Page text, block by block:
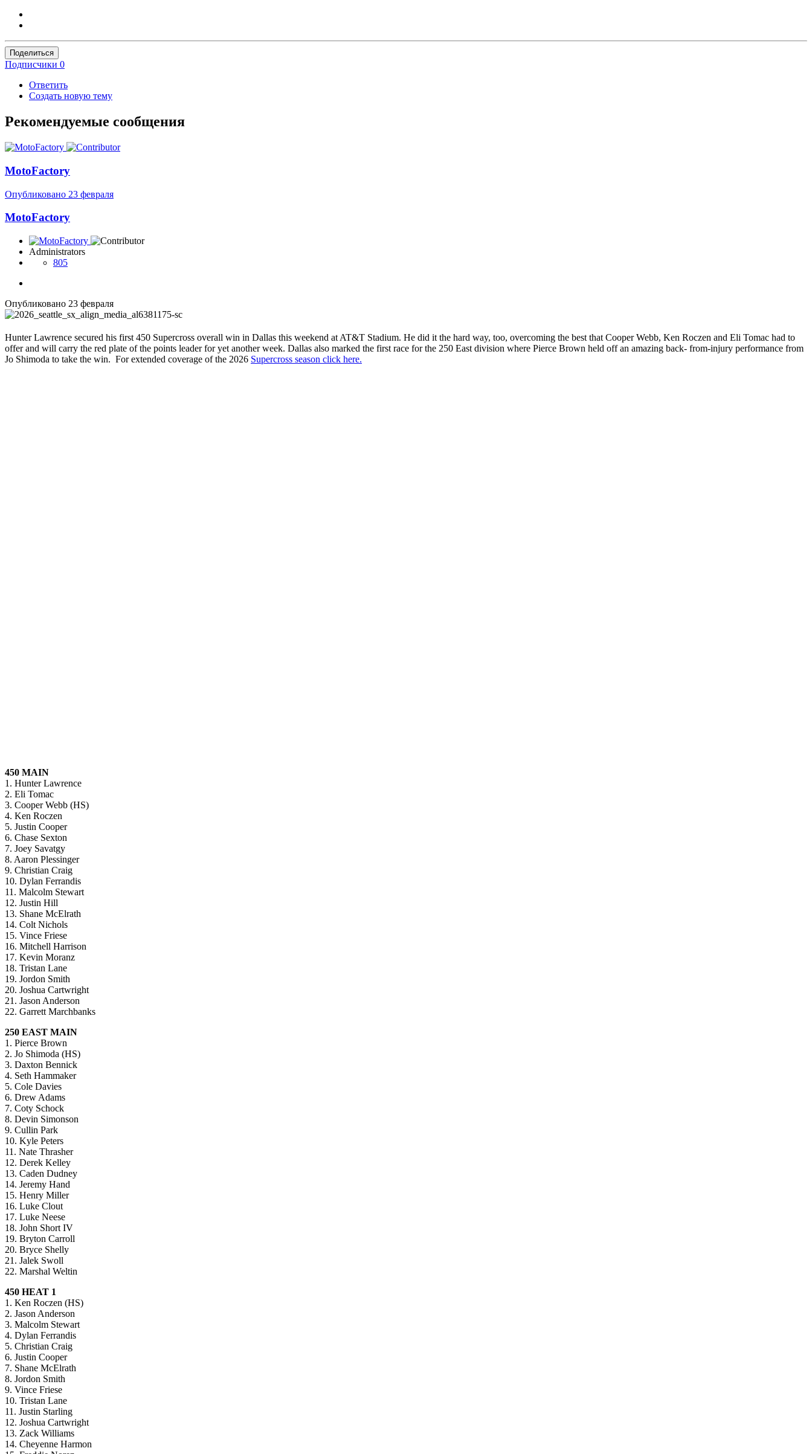
Поделиться
Подписчики 0
Ответить
Создать новую тему
Рекомендуемые сообщения
MotoFactory
Опубликовано 23 февраля
MotoFactory
Administrators
805
Опубликовано 23 февраля
Hunter Lawrence secured his first 450 Supercross overall win in Dallas this weekend at AT&T Stadium. He did it the hard way, too, overcoming the best that Cooper Webb, Ken Roczen and Eli Tomac had to
offer and will carry the red plate of the points leader for yet another week. Dallas also marked the first race for the 250 East division where Pierce Brown held off an amazing back- from-injury performance from
Jo Shimoda to take the win. For extended coverage of the 2026 Supercross season click here.
450 MAIN
1. Hunter Lawrence
2. Eli Tomac
3. Cooper Webb (HS)
4. Ken Roczen
5. Justin Cooper
6. Chase Sexton
7. Joey Savatgy
8. Aaron Plessinger
9. Christian Craig
10. Dylan Ferrandis
11. Malcolm Stewart
12. Justin Hill
13. Shane McElrath
14. Colt Nichols
15. Vince Friese
16. Mitchell Harrison
17. Kevin Moranz
18. Tristan Lane
19. Jordon Smith
20. Joshua Cartwright
21. Jason Anderson
22. Garrett Marchbanks
250 EAST MAIN
1. Pierce Brown
2. Jo Shimoda (HS)
3. Daxton Bennick
4. Seth Hammaker
5. Cole Davies
6. Drew Adams
7. Coty Schock
8. Devin Simonson
9. Cullin Park
10. Kyle Peters
11. Nate Thrasher
12. Derek Kelley
13. Caden Dudney
14. Jeremy Hand
15. Henry Miller
16. Luke Clout
17. Luke Neese
18. John Short IV
19. Bryton Carroll
20. Bryce Shelly
21. Jalek Swoll
22. Marshal Weltin
450 HEAT 1
1. Ken Roczen (HS)
2. Jason Anderson
3. Malcolm Stewart
4. Dylan Ferrandis
5. Christian Craig
6. Justin Cooper
7. Shane McElrath
8. Jordon Smith
9. Vince Friese
10. Tristan Lane
11. Justin Starling
12. Joshua Cartwright
13. Zack Williams
14. Cheyenne Harmon